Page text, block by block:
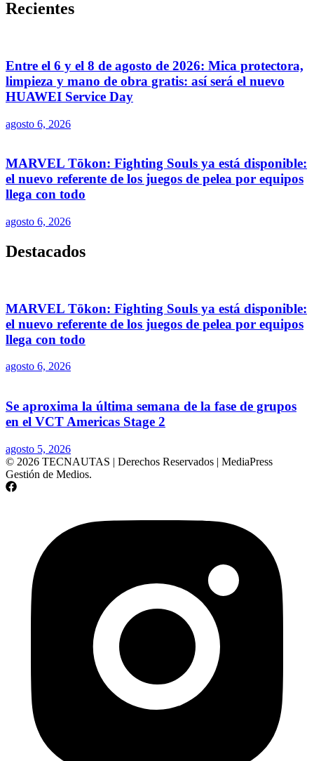
Recientes
Entre el 6 y el 8 de agosto de 2026: Mica protectora,
limpieza y mano de obra gratis: así será el nuevo
HUAWEI Service Day
agosto 6, 2026
MARVEL Tōkon: Fighting Souls ya está disponible:
el nuevo referente de los juegos de pelea por equipos
llega con todo
agosto 6, 2026
Destacados
MARVEL Tōkon: Fighting Souls ya está disponible:
el nuevo referente de los juegos de pelea por equipos
llega con todo
agosto 6, 2026
Se aproxima la última semana de la fase de grupos
en el VCT Americas Stage 2
agosto 5, 2026
© 2026 TECNAUTAS | Derechos Reservados | MediaPress
Gestión de Medios.